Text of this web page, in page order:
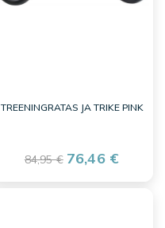
TREENINGRATAS JA TRIKE PINK
84,95 € 76,46 €